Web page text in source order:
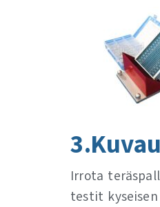
Irrota
testit